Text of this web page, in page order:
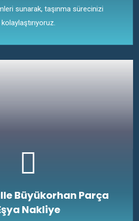
sunarak, taşınma sürecinizi
kolaylaştırıyoruz.
Büyükorhan Parça
Nakliye